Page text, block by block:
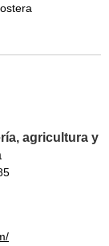
agricultura y